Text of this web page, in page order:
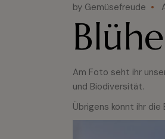
by Gemüsefreude
Am Foto seht ihr
und Biodiversität.
Übrigens könnt ihr